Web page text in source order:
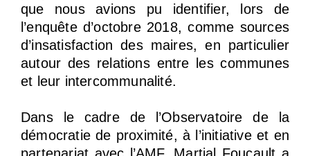
que nous avions pu identifier, lors de
l’enquête d’octobre 2018, comme sources
d’insatisfaction des maires, en particulier
autour des relations entre les communes
et leur intercommunalité.
Dans le cadre de l’Observatoire de la
démocratie de proximité, à l’initiative et en